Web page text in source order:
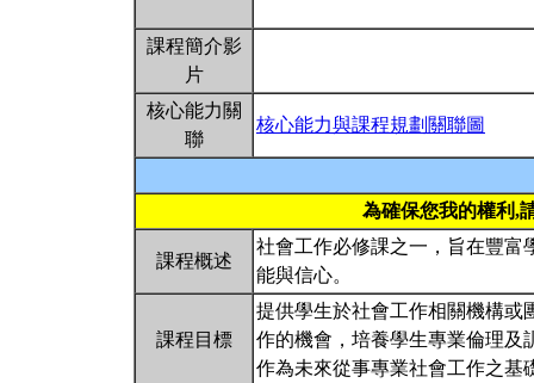
課程簡介影
片
核心能力關
聯
核心能力與課程規劃關聯圖
為確保您我的權利,
課程概述
社會工作必修課之一，旨在豐富
能與信心。
課程目標
提供學生於社會工作相關機構或
作的機會，培養學生專業倫理及
作為未來從事專業社會工作之基